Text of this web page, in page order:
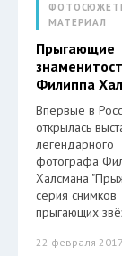
МАТЕРИАЛ
Прыгающие
Филиппа
Впервые в
открылась
легендарного
фотографа
Халсмана
серия снимков
прыгающих
22 февраля 2017